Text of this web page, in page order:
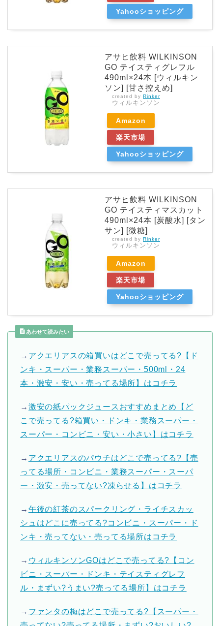
Yahooショッピング
アサヒ飲料 WILKINSON
GO テイスティグレフル
490ml×24本 [ウィルキン
ソン] [甘さ控えめ]
created by Rinker
ウィルキンソン
Amazon
楽天市場
Yahooショッピング
アサヒ飲料 WILKINSON
GO テイスティマスカット
490ml×24本 [炭酸水] [タン
サン] [微糖]
created by Rinker
ウィルキンソン
Amazon
楽天市場
Yahooショッピング
あわせて読みたい
→ アクエリアスの箱買いはどこで売ってる?【ド
ンキ・スーパー・業務スーパー・500ml・24
本・激安・安い・売ってる場所】はコチラ
→ 激安の紙パックジュースおすすめまとめ【ど
こで売ってる?箱買い・ドンキ・業務スーパー・
スーパー・コンビニ・安い・小さい】はコチラ
→ アクエリアスのパウチはどこで売ってる?【売
ってる場所・コンビニ・業務スーパー・スーパ
ー・激安・売ってない?凍らせる】はコチラ
→ 午後の紅茶のスパークリング・ライチスカッ
シュはどこに売ってる?コンビニ・スーパー・ド
ンキ・売ってない・売ってる場所はコチラ
→ ウィルキンソンGOはどこで売ってる?【コン
ビニ・スーパー・ドンキ・テイスティグレフ
ル・まずい?うまい?売ってる場所】はコチラ
→ ファンタの梅はどこで売ってる?【スーパー・